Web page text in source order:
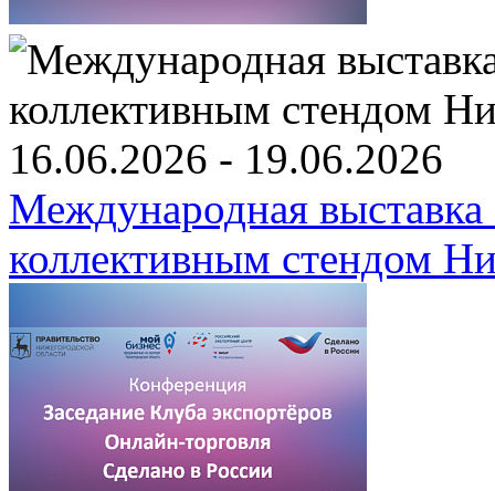
16.06.2026 - 19.06.2026
Международная
коллективным стендом